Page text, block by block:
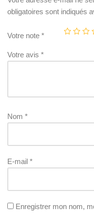
obligatoires sont indiqués
Votre note *
Votre avis *
Nom *
E-mail *
Enregistrer mon nom,